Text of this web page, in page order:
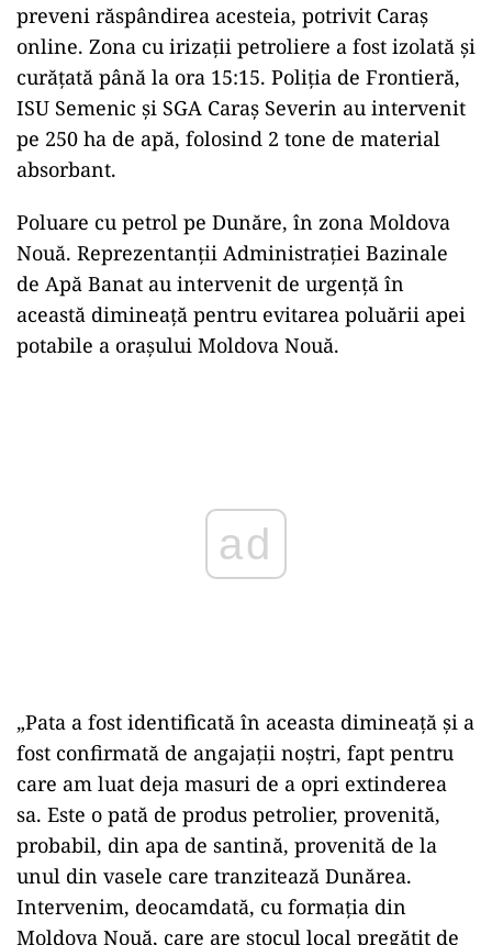
preveni răspândirea acesteia, potrivit Caraș
online. Zona cu irizații petroliere a fost izolată și
curățată până la ora 15:15. Poliția de Frontieră,
ISU Semenic și SGA Caraș Severin au intervenit
pe 250 ha de apă, folosind 2 tone de material
absorbant.
Poluare cu petrol pe Dunăre, în zona Moldova
Nouă. Reprezentanții Administrației Bazinale
de Apă Banat au intervenit de urgență în
această dimineață pentru evitarea poluării apei
potabile a orașului Moldova Nouă.
„Pata a fost identificată în aceasta dimineață și a
fost confirmată de angajații noștri, fapt pentru
care am luat deja masuri de a opri extinderea
sa. Este o pată de produs petrolier, provenită,
probabil, din apa de santină, provenită de la
unul din vasele care tranzitează Dunărea.
Intervenim, deocamdată, cu formația din
Moldova Nouă, care are stocul local pregătit de